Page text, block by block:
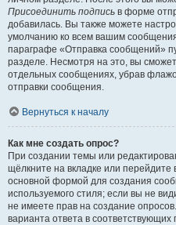
Присоединить подпись в форме
добавилась. Вы также можете
умолчанию ко всем вашим
параграфе «Отправка сообщений»
разделе. Несмотря на это, вы
отдельных сообщениях, убрав
отправки сообщения.
Вернуться к началу
Как мне создать опрос?
При создании темы или
щёлкните на вкладке или перейдите
основной формой для создания
используемого стиля; если вы не
не имеете прав на создание
варианта ответа в